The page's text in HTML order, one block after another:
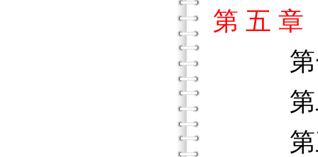
第 五
第一
第二
第三